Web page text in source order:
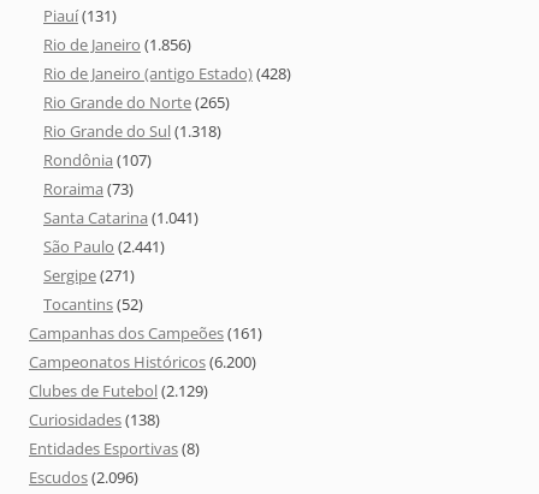
Piauí(131)
Rio de Janeiro (1.856)
Rio de Janeiro (antigo Estado)(428)
Rio Grande do Norte(265)
Rio Grande do Sul(1.318)
Rondônia (107)
Roraima (73)
Santa Catarina (1.041)
São Paulo (2.441)
Sergipe(271)
Tocantins(52)
Campanhas dos Campeões(161)
Campeonatos Históricos(6.200)
Clubes de Futebol(2.129)
Curiosidades(138)
Entidades Esportivas(8)
Escudos(2.096)